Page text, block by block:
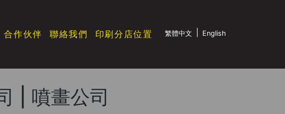
合作伙伴 聯絡我們 印刷分店位置 繁體中文 English
| 噴畫公司